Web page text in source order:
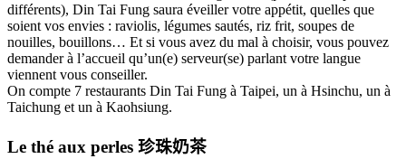
différents), Din Tai Fung saura éveiller votre appétit, quelles que
soient vos envies : raviolis, légumes sautés, riz frit, soupes de
nouilles, bouillons… Et si vous avez du mal à choisir, vous pouvez
demander à l’accueil qu’un(e) serveur(se) parlant votre langue
viennent vous conseiller.
On compte 7 restaurants Din Tai Fung à Taipei, un à Hsinchu, un à
Taichung et un à Kaohsiung.
Le thé aux perles 珍珠奶茶